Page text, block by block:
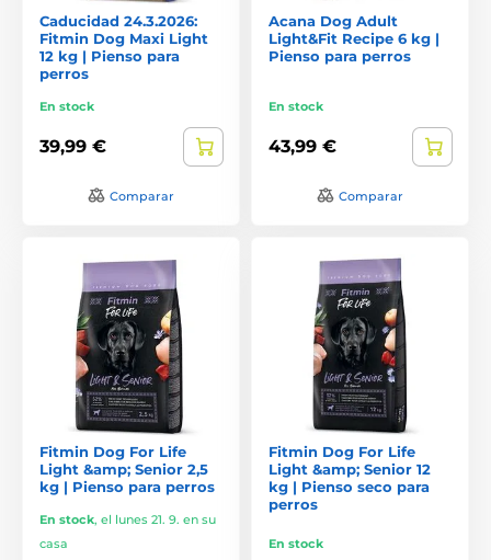
Caducidad 24.3.2026:
Fitmin Dog Maxi Light
12 kg | Pienso para
perros
En stock
39,99 €
Comparar
Acana Dog Adult
Light&Fit Recipe 6 kg |
Pienso para perros
En stock
43,99 €
Comparar
Fitmin Dog For Life
Light &amp; Senior 2,5
kg | Pienso para perros
En stock, el lunes 21. 9. en su
casa
Fitmin Dog For Life
Light &amp; Senior 12
kg | Pienso seco para
perros
En stock